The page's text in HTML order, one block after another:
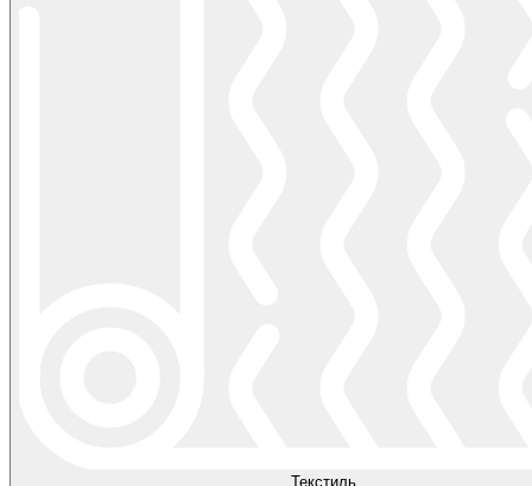
Текстиль